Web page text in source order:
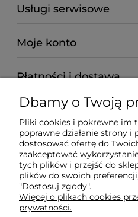
Usługi serwisowe
Moje konto
Płatności i dostawa
Informacje
O nas
Wyposażenie Gastronomii -
Sklep Gastronomiczny -
Gastronomicznego | Gdańsk
Dbamy o Twoją
Pliki cookies i pokrewne im
poprawne działanie strony i
dostosować ofertę do
zaakceptować
tych plików i przejść do
plików do swoich
"Dostosuj zgody".
Więcej o plikach cookies
prywatności.